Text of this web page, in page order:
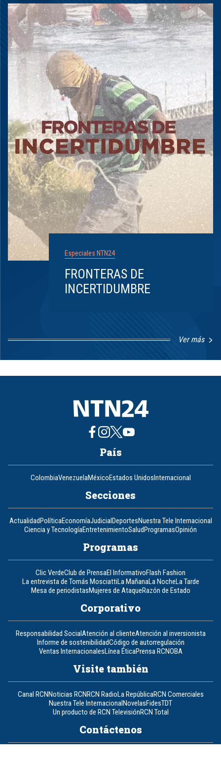
Especiales NTN24
FRONTERAS DE
INCERTIDUMBRE
Ver más
1
8
País
ColombiaVenezuelaMéxicoEstados UnidosInternacional
Secciones
ActualidadPolíticaEconomíaJudicialDeportesNuestra Tele Internacional
Ciencia y TecnologíaEntretenimientoSaludProgramasOpinión
Programas
Clic VerdeClub de PrensaEl InformativoFlash Fashion
La entrevista de Tomás MosciattiLa MañanaLa NocheLa Tarde
Mesa de periodistasMujeres de AtaqueRazón de Estado
Corporativo
Responsabilidad SocialAtención al clienteAtención al inversionista
Informe de sostenibilidadCódigo de autorregulación
Ventas InternacionalesLínea ÉticaPrensa RCNOBA
Visite también
Canal RCNNoticias RCNRCN RadioLa RepúblicaRCN Comerciales
Nuestra Tele InternacionalNovelasFidesTDT
Un producto de RCN TelevisiónRCN Total
Contáctenos